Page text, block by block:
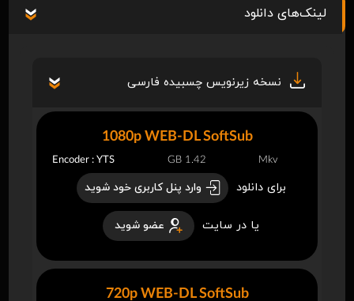
لینک‌های دانلود
نسخه زیرنویس چسبیده فارسی
برای دانلود وارد پنل کاربری خود شوید
یا در سایت عضو شوید
1080p WEB-DL SoftSub
Encoder : YTS 1.42 GB Mkv
720p WEB-DL SoftSub